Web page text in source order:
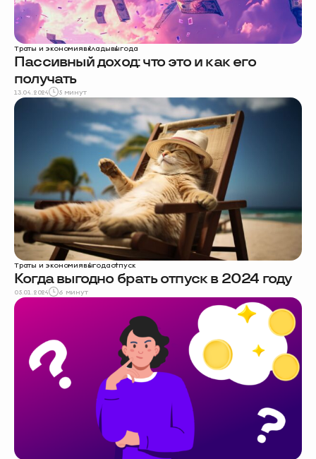
Траты и экономиявкладывыгода
Пассивный доход: что это и как его
получать
13.04.2024 5 минут
Траты и экономиявыгодаотпуск
Когда выгодно брать отпуск в 2024 году
05.01.2024 6 минут